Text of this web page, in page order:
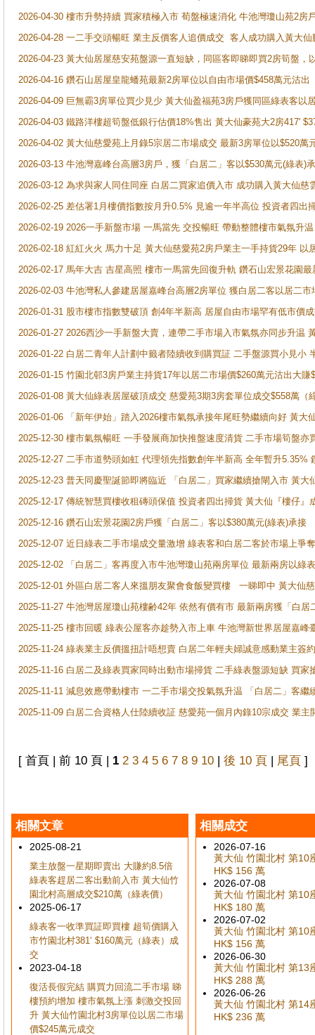
2026-04-30 樓市升勢持續 買家積極入市 荀盤極速消化 牛池灣瓊山苑2房
2026-04-28 一二手交頭暢旺 業主反價客人追價成交 客人成功購入黃大
2026-04-23 黃大仙居屋慈安苑盤源一直短缺，同區客即睇即買2房筍盤，
2026-04-16 鑽石山居屋皇龍蟠苑最新2房單位以自由市場價$458萬元沽出
2026-04-09 巨無霸3房單位買少見少 黃大仙盈福苑3房戶獲同區綠表客以
2026-04-03 鐵路洋樓超筍盤低銀行估價18%售出 黃大仙豪苑大2房417'
2026-04-02 黃大仙慈愛苑上月錄5宗居二市場成交 最新3房單位以$520萬
2026-03-13 牛池灣嘉峰台高層3房戶，獲「白居二」客以$530萬元(綠表)
2026-03-12 為求與家人同住同座 白居二買家追價入市 成功購入黃大仙
2026-02-25 差估署1月樓價指數按月升0.5% 見逾一年半高位 投資者四
2026-02-19 2026一手新盤市場 一馬當先 交投暢旺 帶動整體樓市氣氛升
2026-02-18 紅紅火火 馬力十足 黃大仙慈愛苑2房戶業主一手持貨29年 以
2026-02-17 馬年大吉 吉星高照 樓市一馬當先回復升軌 鑽石山宏景花園
2026-02-03 牛池灣私人參建居屋嘉峰台高層2房單位 獲白居二客以居二市
2026-01-31 股市樓市指數雙破頂 創4年半新高 居屋自由市場罕有低市價
2026-01-27 2026西沙一手新盤大賣，連帶二手市場入市氣氛亦同步升温
2026-01-22 白居二青年人計劃中籤者陸續收到購買証 二手盤源買小見小
2026-01-15 竹園北邨3房戶業主持貨17年以居二市場價$260萬元沽出大賺
2026-01-08 黃大仙綠表居屋破頂成交 慈愛苑3期3房套單位成交$558萬（
2026-01-06 「新年伊始」踏入2026樓市氣氛承接年尾旺勢繼續向好 黃
2025-12-30 樓市氣氛暢旺 一手發展商加快推盤速度清貨 二手市場筍盤
2025-12-27 二手市道勢頭如虹 代理領先指數創年半新高 全年暫升5.35%
2025-12-23 普天同慶聖誕節即將臨近 「白居二」買家繼續搶閘入市 黃
2025-12-17 傳統智慧買樓收租磚頭保值 投資者四出掃貨 黃大仙『樓仔
2025-12-16 鑽石山宏景花園2房戶獲「白居二」客以$380萬元(綠表)承接
2025-12-07 近日綠表二手市場成交量激增 綠表客和白居二客於市場上
2025-12-02 「白居二」客再度入市牛池灣瓊山苑兩房單位 最新兩房以綠
2025-12-01 外區白居二客人來搵朋友聚會食飯變買樓 一睇即中 黃大仙
2025-11-27 牛池灣居屋瓊山苑樓齢42年 依然有價有市 最新兩房獲「白居
2025-11-25 樓市回暖 綠表公屋客亦趁勢入市上車 牛池灣新世界居屋嘉峰
2025-11-24 綠表業主反價搵扭計唔想賣 白居二年輕夫婦誠意感動業主簽
2025-11-16 白居二及綠表買家同時出動市場掃貨 二手綠表盤源短缺 買
2025-11-11 減息效應帶動樓市 一二手市場交投氣氛升温 「白居二」客
2025-11-09 白居二合資格人仕陸續收証 慈愛苑一個月內錄10宗成交 業
[ 首頁 | 前 10 頁 | 1 2 3 4 5 6 7 8 9 10 | 後 10 頁 | 尾頁 ]
相關文章
2025-08-21
業主放盤一星期即賣出 大賺約8.5倍
綠表客趕居二客出動前入市 黃大仙竹
園北村高層成交$210萬（綠表價）
2025-06-17
綠表客一收準買証即買樓 超筍價購入
市竹園北村381‘ $160萬元（綠表）成
交
2023-04-18
復活長假完結 購買力回流二手市場 睇
樓預約增加 樓市氣氛上漲 刺激交投回
升 黃大仙竹園北村3房單位以居二市場
價$245萬元成交
相關成交
2026-07-16
黃大仙 竹園北村 第10
HK$ 156 萬
2026-07-08
黃大仙 竹園北村 第10
HK$ 180 萬
2026-07-02
黃大仙 竹園北村 第10
HK$ 156 萬
2026-06-30
黃大仙 竹園北村 第13
HK$ 288 萬
2026-06-26
黃大仙 竹園北村 第14
HK$ 236 萬